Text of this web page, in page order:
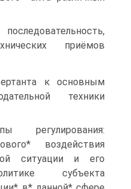
приёмов
к основным
техники
регулирования:
воздействия
ситуации и его
субъекта